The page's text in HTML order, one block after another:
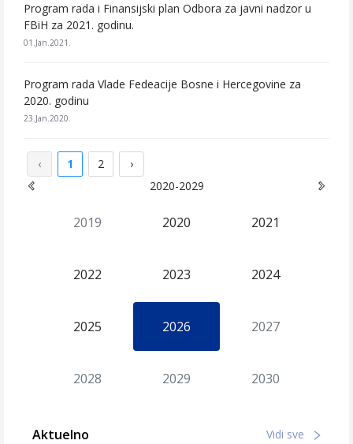
Program rada i Finansijski plan Odbora za javni nadzor u
FBiH za 2021. godinu.
01.Jan.2021.
Program rada Vlade Fedeacije Bosne i Hercegovine za
2020. godinu
23.Jan.2020.
‹ 1 2
›
2020-2029
2019 2020 2021
2022 2023 2024
2025 2026 2027
2028 2029 2030
Aktuelno Vidi sve